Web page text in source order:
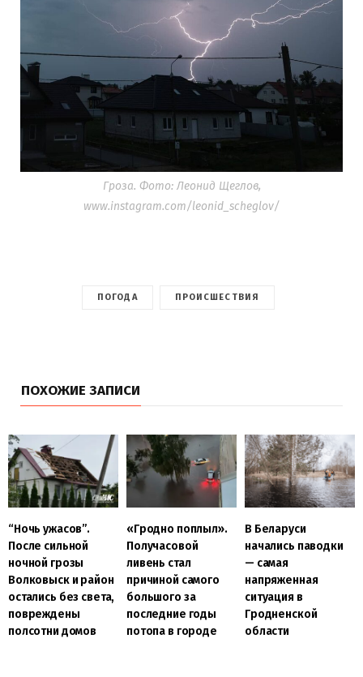
Гроза. Фото: Леонид Щеглов,
www.instagram.com/leonid_scheglov/
ПОГОДА ПРОИСШЕСТВИЯ
ПОХОЖИЕ ЗАПИСИ
“Ночь ужасов”.
После сильной
ночной грозы
Волковыск и район
остались без света,
повреждены
полсотни домов
«Гродно поплыл».
Получасовой
ливень стал
причиной самого
большого за
последние годы
потопа в городе
В Беларуси
начались паводки
— самая
напряженная
ситуация в
Гродненской
области